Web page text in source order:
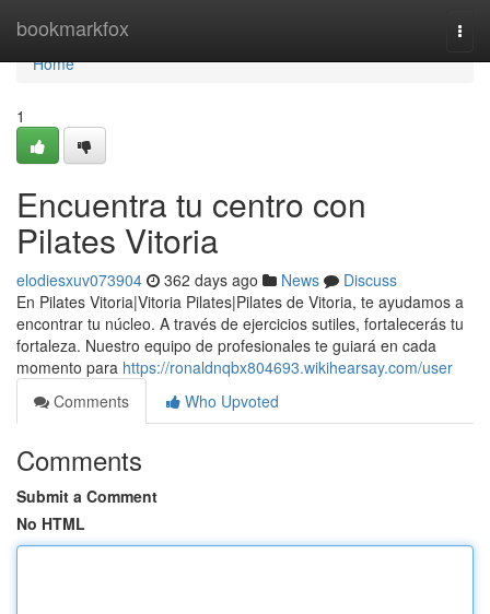
bookmarkfox
Home
Home
1
Encuentra tu centro con
Pilates Vitoria
elodiesxuv073904 362 days ago News
Discuss
En Pilates Vitoria|Vitoria Pilates|Pilates de Vitoria, te ayudamos a
encontrar tu núcleo. A través de ejercicios sutiles, fortalecerás tu
fortaleza. Nuestro equipo de profesionales te guiará en cada
momento para https://ronaldnqbx804693.wikihearsay.com/user
Comments
Who Upvoted
Comments
Submit a Comment
No HTML